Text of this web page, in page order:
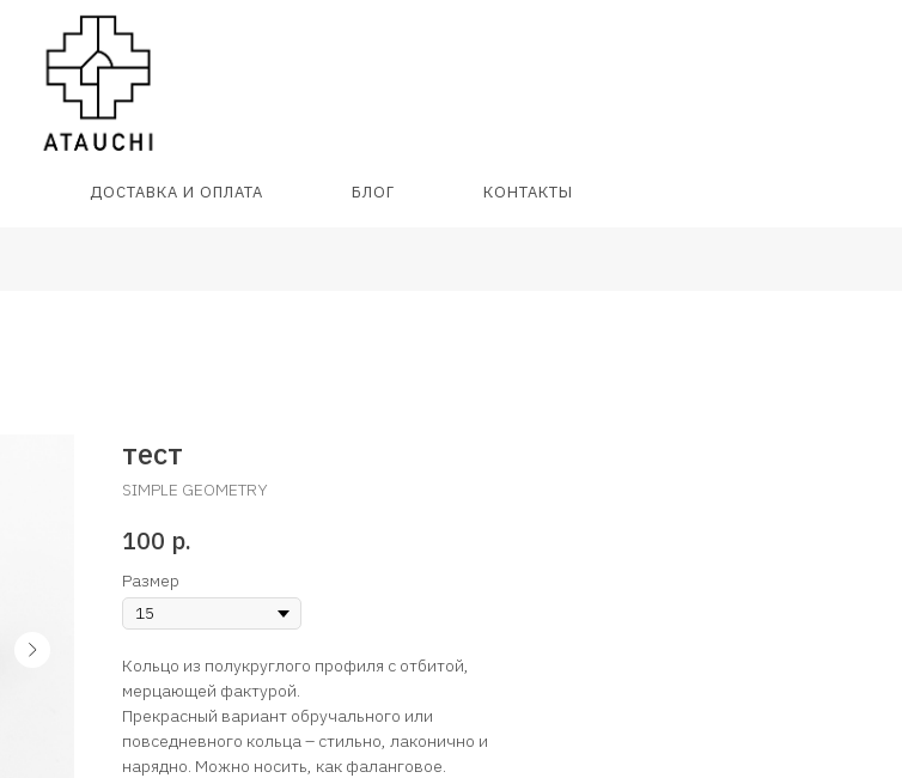
ДОСТАВКА И ОПЛАТА БЛОГ КОНТАКТЫ
тест
SIMPLE GEOMETRY
100 р.
Размер
Кольцо из полукруглого профиля с отбитой,
мерцающей фактурой.
Прекрасный вариант обручального или
повседневного кольца – стильно, лаконично и
нарядно. Можно носить, как фаланговое.